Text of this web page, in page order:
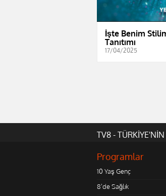
İşte Benim
Tanıtımı
17/04/2025
TV8 -
Programlar
10 Yaş Genç
8'de Sağlık